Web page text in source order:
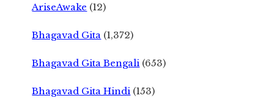
AriseAwake (12)
Bhagavad Gita (1,372)
Bhagavad Gita Bengali (653)
Bhagavad Gita Hindi (153)